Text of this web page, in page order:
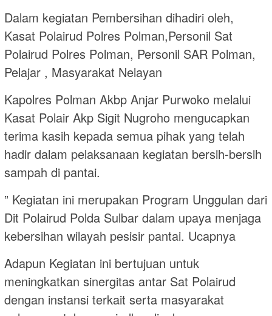
Dalam kegiatan Pembersihan dihadiri oleh,
Kasat Polairud Polres Polman,Personil Sat
Polairud Polres Polman, Personil SAR Polman,
Pelajar , Masyarakat Nelayan
Kapolres Polman Akbp Anjar Purwoko melalui
Kasat Polair Akp Sigit Nugroho mengucapkan
terima kasih kepada semua pihak yang telah
hadir dalam pelaksanaan kegiatan bersih-bersih
sampah di pantai.
” Kegiatan ini merupakan Program Unggulan dari
Dit Polairud Polda Sulbar dalam upaya menjaga
kebersihan wilayah pesisir pantai. Ucapnya
Adapun Kegiatan ini bertujuan untuk
meningkatkan sinergitas antar Sat Polairud
dengan instansi terkait serta masyarakat